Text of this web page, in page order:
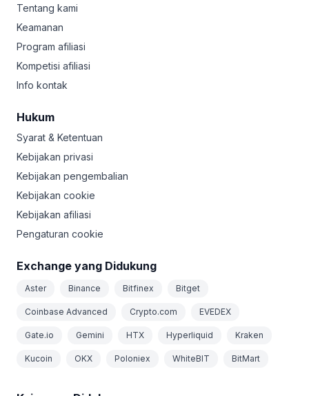
Tentang kami
Keamanan
Program afiliasi
Kompetisi afiliasi
Info kontak
Hukum
Syarat & Ketentuan
Kebijakan privasi
Kebijakan pengembalian
Kebijakan cookie
Kebijakan afiliasi
Pengaturan cookie
Exchange yang Didukung
Aster Binance Bitfinex Bitget
Coinbase Advanced Crypto.com EVEDEX
Gate.io Gemini HTX Hyperliquid Kraken
Kucoin OKX Poloniex WhiteBIT BitMart